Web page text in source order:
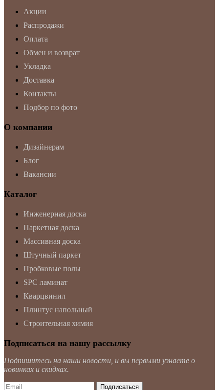
Акции
Распродажи
Оплата
Обмен и возврат
Укладка
Доставка
Контакты
Подбор по фото
О компании
Дизайнерам
Блог
Вакансии
Каталог
Инженерная доска
Паркетная доска
Массивная доска
Штучный паркет
Пробковые полы
SPC ламинат
Кварцвинил
Плинтус напольный
Строительная химия
Подписаться на нашу рассылку
Подпишитесь на наши новости, и вы первыми узнаете о
новинках и скидках.